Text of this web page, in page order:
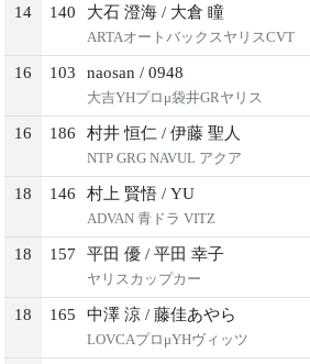
14 140 大石 澄海 / 大倉 瞳
ARTAオートバックスヤリスCVT
16 103 naosan / 0948
大吉YHプロμ袋井GRヤリス
16 186 村井 恒仁 / 伊藤 聖人
NTP GRG NAVUL アクア
18 146 村上 賢悟 / YU
ADVAN 青ドラ VITZ
18 157 平田 優 / 平田 幸子
ヤリスカップカー
18 165 中澤 涼 / 藤佳あやら
LOVCAプロμYHヴィッツ